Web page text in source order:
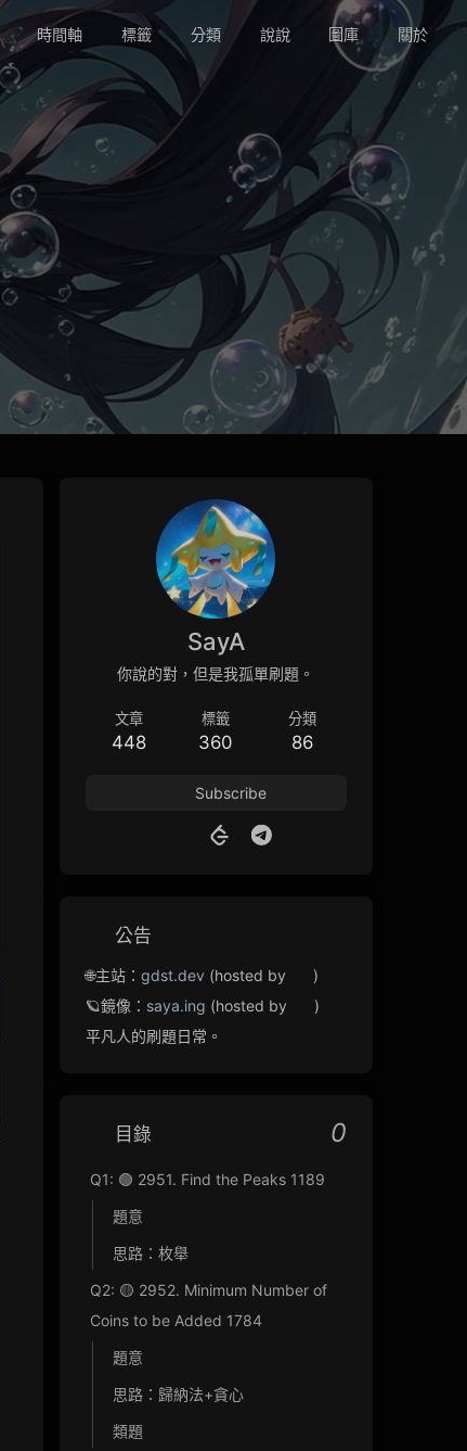
時間軸 標籤 分類 說說 圖庫 關於
SayA
你說的對，但是我孤單刷題。
文章
448
標籤
360
分類
86
Subscribe
公告
🌐主站： gdst.dev (hosted by
)
🪐鏡像： saya.ing (hosted by
)
平凡人的刷題日常。
目錄 0
Q1: 🟢 2951. Find the Peaks 1189
題意
思路：枚舉
Q2: 🟡 2952. Minimum Number of
Coins to be Added 1784
題意
思路：歸納法+貪心
類題